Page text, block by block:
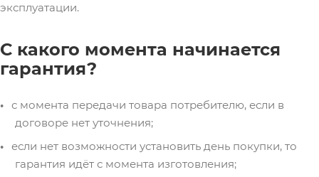
эксплуатации.
С какого момента начинается
гарантия?
с момента передачи товара потребителю, если в
договоре нет уточнения;
если нет возможности установить день покупки, то
гарантия идёт с момента изготовления;